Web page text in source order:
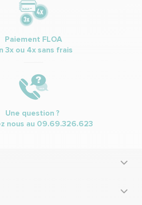
Paiement FLOA
3x ou 4x sans frais
Une question ?
nous au 09.69.326.623